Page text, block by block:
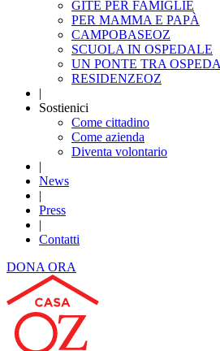
GITE PER FAMIGLIE
PER MAMMA E PAPÀ
CAMPOBASEOZ
SCUOLA IN OSPEDALE
UN PONTE TRA
RESIDENZEOZ
|
Sostienici
Come cittadino
Come azienda
Diventa volontario
|
News
|
Press
|
Contatti
DONA ORA